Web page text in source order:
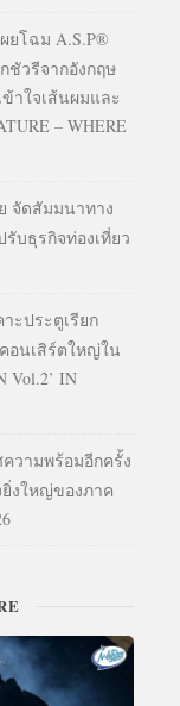
ผยโฉม A.S.P®
ชัวรีจากอังกฤษ
าใจเส้นผมและ
– WHERE
จัดสัมมนาทาง
บธุรกิจท่องเที่ยว
ะประตูเรียก
อนเสิร์ตใหญ่ใน
Vol.2’ IN
วามพร้อมอีกครั้ง
งใหญ่ของภาค